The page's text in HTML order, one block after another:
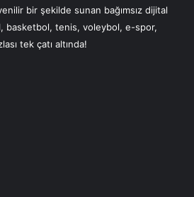
bir şekilde sunan bağımsız dijital
basketbol, tenis, voleybol, e-spor,
tek çatı altında!